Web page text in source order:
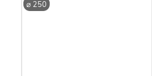
symetrickému...
⌀ 250